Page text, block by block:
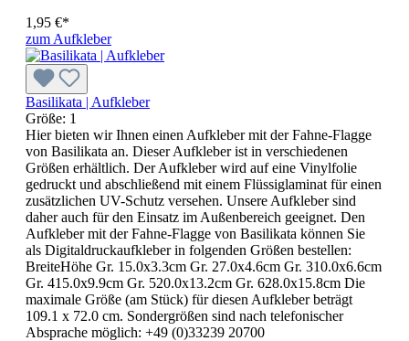
1,95 €*
zum Aufkleber
Basilikata | Aufkleber
Größe: 1
Hier bieten wir Ihnen einen Aufkleber mit der Fahne-Flagge
von Basilikata an. Dieser Aufkleber ist in verschiedenen
Größen erhältlich. Der Aufkleber wird auf eine Vinylfolie
gedruckt und abschließend mit einem Flüssiglaminat für einen
zusätzlichen UV-Schutz versehen. Unsere Aufkleber sind
daher auch für den Einsatz im Außenbereich geeignet. Den
Aufkleber mit der Fahne-Flagge von Basilikata können Sie
als Digitaldruckaufkleber in folgenden Größen bestellen:
BreiteHöhe Gr. 15.0x3.3cm Gr. 27.0x4.6cm Gr. 310.0x6.6cm
Gr. 415.0x9.9cm Gr. 520.0x13.2cm Gr. 628.0x15.8cm Die
maximale Größe (am Stück) für diesen Aufkleber beträgt
109.1 x 72.0 cm. Sondergrößen sind nach telefonischer
Absprache möglich: +49 (0)33239 20700